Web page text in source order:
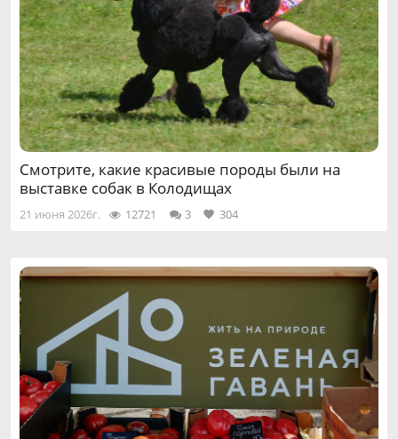
Смотрите, какие красивые породы были на
выставке собак в Колодищах
21 июня 2026г. 12721 3 304